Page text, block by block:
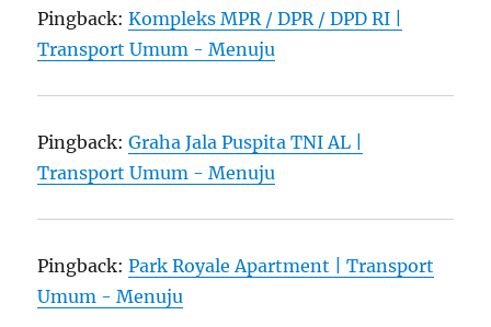
Pingback:Kompleks MPR / DPR / DPD RI |
Transport Umum - Menuju
Pingback:Graha Jala Puspita TNI AL |
Transport Umum - Menuju
Pingback:Park Royale Apartment | Transport
Umum - Menuju